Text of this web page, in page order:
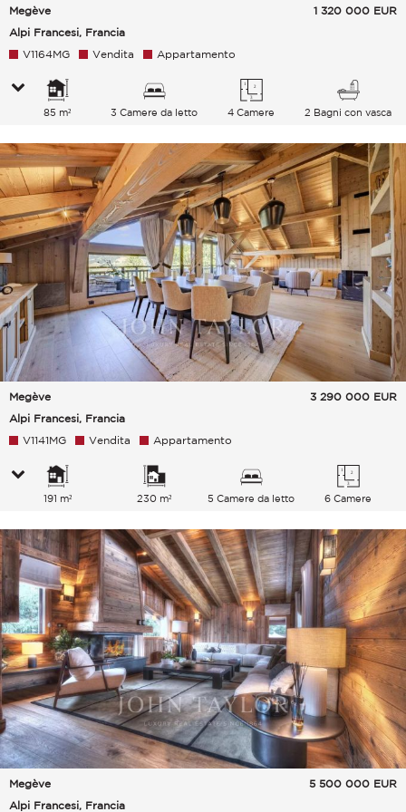
Megève
Alpi Francesi, Francia
1 320 000 EUR
V1164MG Vendita Appartamento
85 m² 3 Camere da letto 4 Camere 2 Bagni con vasca
Megève
Alpi Francesi, Francia
3 290 000 EUR
V1141MG Vendita Appartamento
191 m² 230 m² 5 Camere da letto 6 Camere
Megève
Alpi Francesi, Francia
5 500 000 EUR